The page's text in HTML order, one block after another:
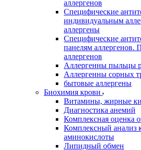
аллергенов
Специфические
индивидуальным
аллергены
Специфические
панелям аллергенов.
аллергенов
Аллергенны пыльцы
Аллергенны сорных
бытовые аллергены
Биохимия крови
Витамины, жирные
Диагностика анемий
Комплексная оценка
Комплексный анализ
аминокислоты
Липидный обмен